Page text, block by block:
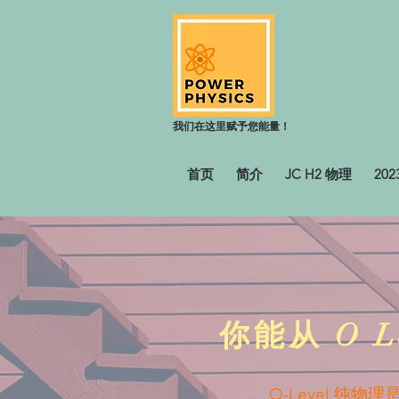
我们在这里赋予您能量！
首页 简介 JC H2 物理
你能从 O
O-Level 纯物理